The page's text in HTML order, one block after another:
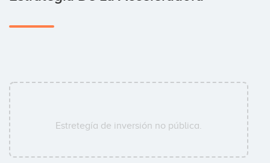
Estretegía de inversión no pública.